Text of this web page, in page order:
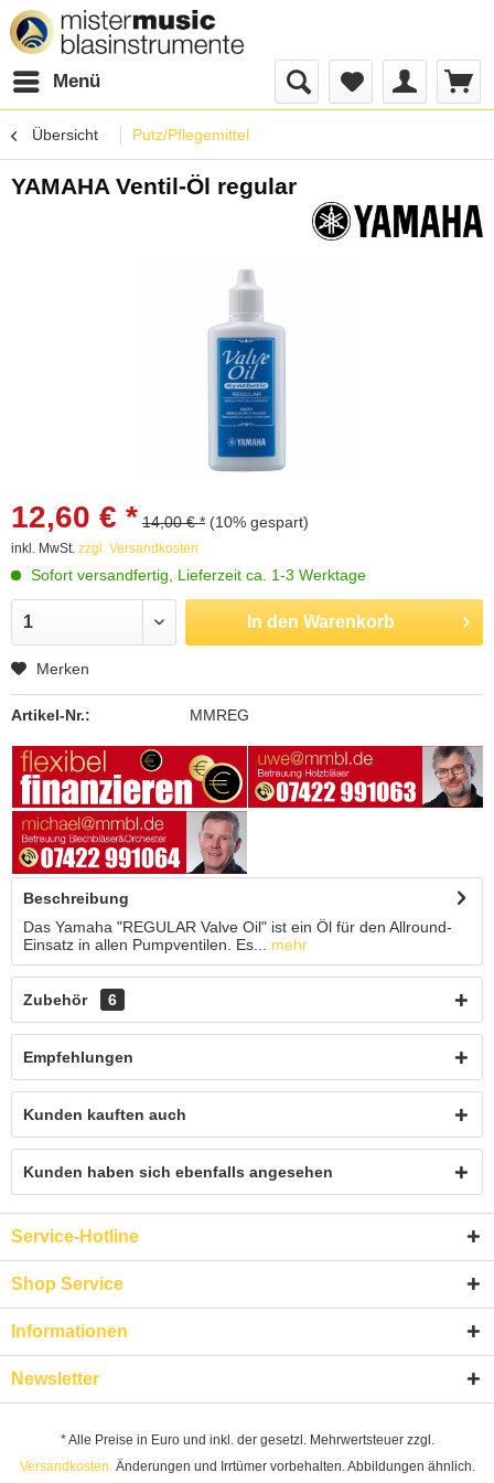
Menü
Übersicht Putz/Pflegemittel
YAMAHA Ventil-Öl regular
12,60 € * 14,00 € * (10% gespart)
inkl. MwSt. zzgl. Versandkosten
Sofort versandfertig, Lieferzeit ca. 1-3 Werktage
In den Warenkorb
Merken
Artikel-Nr.: MMREG
Beschreibung
Das Yamaha "REGULAR Valve Oil" ist ein Öl für den Allround-
Einsatz in allen Pumpventilen. Es...
mehr
Zubehör 6
Empfehlungen
Kunden kauften auch
Kunden haben sich ebenfalls angesehen
Service-Hotline
Shop Service
Informationen
Newsletter
* Alle Preise in Euro und inkl. der gesetzl. Mehrwertsteuer zzgl.
Versandkosten.Änderungen und Irrtümer vorbehalten. Abbildungen ähnlich.